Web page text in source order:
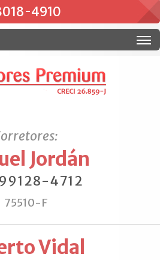
4910
Jordán
4712
75510-F
Vidal